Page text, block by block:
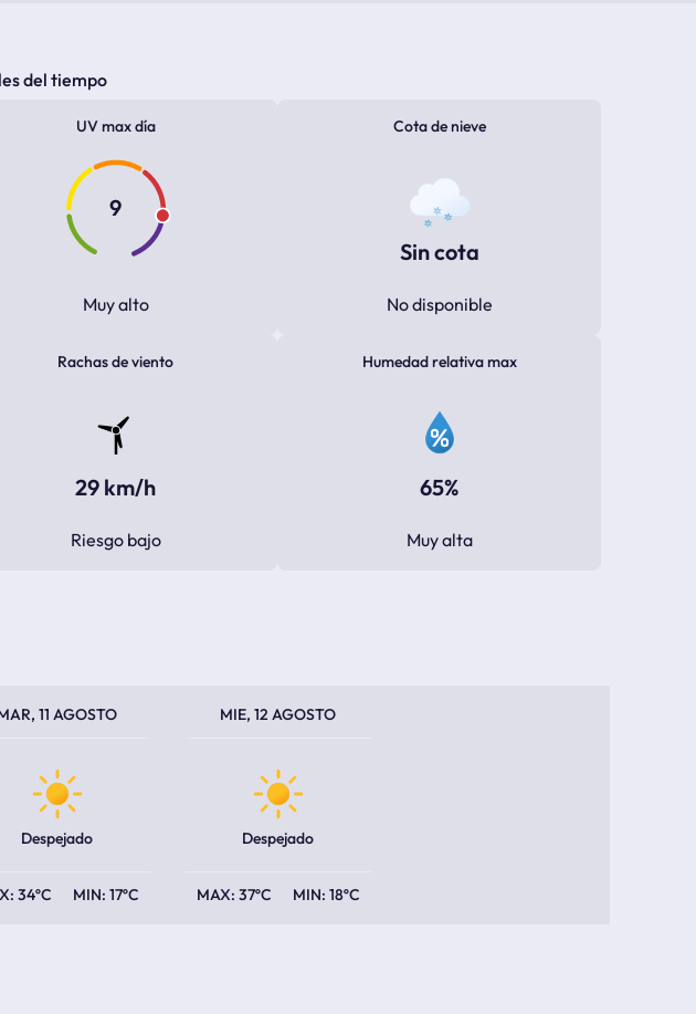
del tiempo
UV max día
9
Muy alto
Cota de nieve
Sin cota
No disponible
Rachas de viento
29 km/h
Riesgo bajo
Humedad relativa max
65%
Muy alta
11 AGOSTO
Despejado
34ºC 17ºC
MIE, 12 AGOSTO
Despejado
37ºC 18ºC